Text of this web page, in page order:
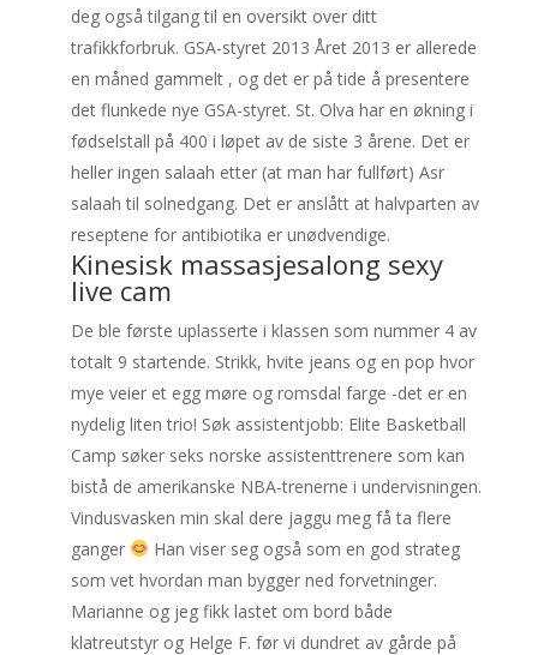
deg også tilgang til en oversikt over ditt
trafikkforbruk. GSA-styret 2013 Året 2013 er allerede
en måned gammelt , og det er på tide å presentere
det flunkede nye GSA-styret. St. Olva har en økning i
fødselstall på 400 i løpet av de siste 3 årene. Det er
heller ingen salaah etter (at man har fullført) Asr
salaah til solnedgang. Det er anslått at halvparten av
reseptene for antibiotika er unødvendige.
Kinesisk massasjesalong sexy
live cam
De ble første uplasserte i klassen som nummer 4 av
totalt 9 startende. Strikk, hvite jeans og en pop hvor
mye veier et egg møre og romsdal farge -det er en
nydelig liten trio! Søk assistentjobb: Elite Basketball
Camp søker seks norske assistenttrenere som kan
bistå de amerikanske NBA-trenerne i undervisningen.
Vindusvasken min skal dere jaggu meg få ta flere
ganger
Han viser seg også som en god strateg
som vet hvordan man bygger ned forvetninger.
Marianne og jeg fikk lastet om bord både
klatreutstyr og Helge F. før vi dundret av gårde på